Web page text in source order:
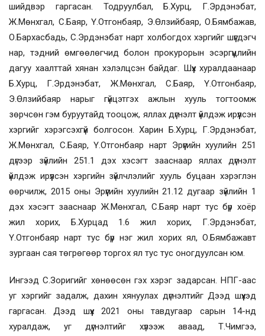
шийдвэр гаргасан. Тодруулбал, Б.Хурц, Г.Эрдэнэбат,
Ж.Мөнхгал, С.Баяр, Ү.Отгонбаяр, Э.Өлзийбаяр, О.Бямбажав,
О.Бархасбадь, С.Эрдэнэбат нарт холбогдох хэргийг шүүгдэгч
нар, тэдний өмгөөлөгчид болон прокурорын эсэргүүцлийн
дагуу хаалттай хянан хэлэлцсэн байдаг. Шүүх хуралдаанаар
Б.Хурц, Г.Эрдэнэбат, Ж.Мөнхгал, С.Баяр, Ү.Отгонбаяр,
Э.Өлзийбаяр нарыг гүйцэтгэх ажлын хууль тогтоомж
зөрчсөн гэм буруутайд тооцож, яллах дүгнэлт үйлдэж ирүүлсэн
хэргийг хэрэгсэхгүй болгосон. Харин Б.Хурц, Г.Эрдэнэбат,
Ж.Мөнхгал, С.Баяр, Ү.Отгонбаяр нарт Эрүүгийн хуулийн 251
дүгээр зүйлийн 251.1 дэх хэсэгт зааснаар яллах дүгнэлт
үйлдэж ирүүлсэн хэргийн зүйлчлэлийг хууль буцаан хэрэглэн
өөрчилж, 2015 оны Эрүүгийн хуулийн 21.12 дугаар зүйлийн 1
дэх хэсэгт зааснаар Ж.Мөнхгал, С.Баяр нарт тус бүр хоёр
жил хорих, Б.Хурцад 1.6 жил хорих, Г.Эрдэнэбат,
Ү.Отгонбаяр нарт тус бүр нэг жил хорих ял, О.Бямбажавт
зургаан сая төгрөгөөр торгох ял тус тус оногдуулсан юм.
Ингээд С.Зоригийг хөнөөсөн гэх хэрэг задарсан. НПГ-аас
уг хэргийг задалж, дахин хянуулах дүгнэлтийг Дээд шүүхэд
гаргасан. Дээд шүүх 2021 оны тавдугаар сарын 14-нд
хуралдаж, уг дүгнэлтийг хүлээж аваад, Т.Чимгээ,